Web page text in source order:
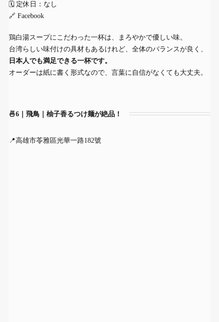
🗓 定休日：なし
🔗 Facebook
鶏白湯スープにこだわった一杯は、まろやかで優しい味。
台湾らしい味付けの具材もあるけれど、全体のバランスが良く、
日本人でも満足できる一杯です。
オーダーは紙に書く形式なので、言葉に自信がなくても大丈夫。
🍜6｜飛鳥｜柚子香るつけ麺が絶品！
📍高雄市苓雅區光華一路182號